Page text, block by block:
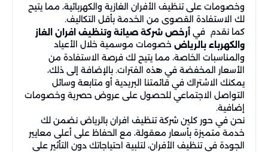
وخصومات على تنظيف الأفران الغازية والكهربائية، مما يتيح
لك الاستفادة القصوى من الخدمة بأقل التكاليف.
كما نقدم في أرخص شركة صيانة وتنظيف افران الغاز
والكهرباء بالرياض خصومات موسمية خلال الأعياد
والمناسبات الخاصة، مما يتيح لك فرصة الاستفادة من
الأسعار المخفضة في هذه الفترات. بالإضافة إلى ذلك،
يمكنك الاشتراك في قائمتنا البريدية أو متابعة وسائل
التواصل الاجتماعي للحصول على عروض حصرية وخصومات
إضافية.
نحن في حور كلين شركة تنظيف افران بالرياض نضمن لك
خدمة متميزة بأسعار معقولة، مع الحفاظ على أعلى معايير
الجودة في تنظيف الأفران، لتلبية احتياجاتك دون التأثير على